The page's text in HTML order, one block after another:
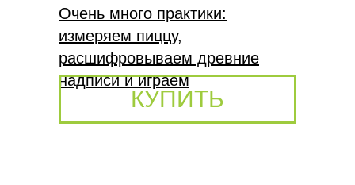
Очень много практики:
измеряем пиццу,
расшифровываем древние
надписи и играем
КУПИТЬ